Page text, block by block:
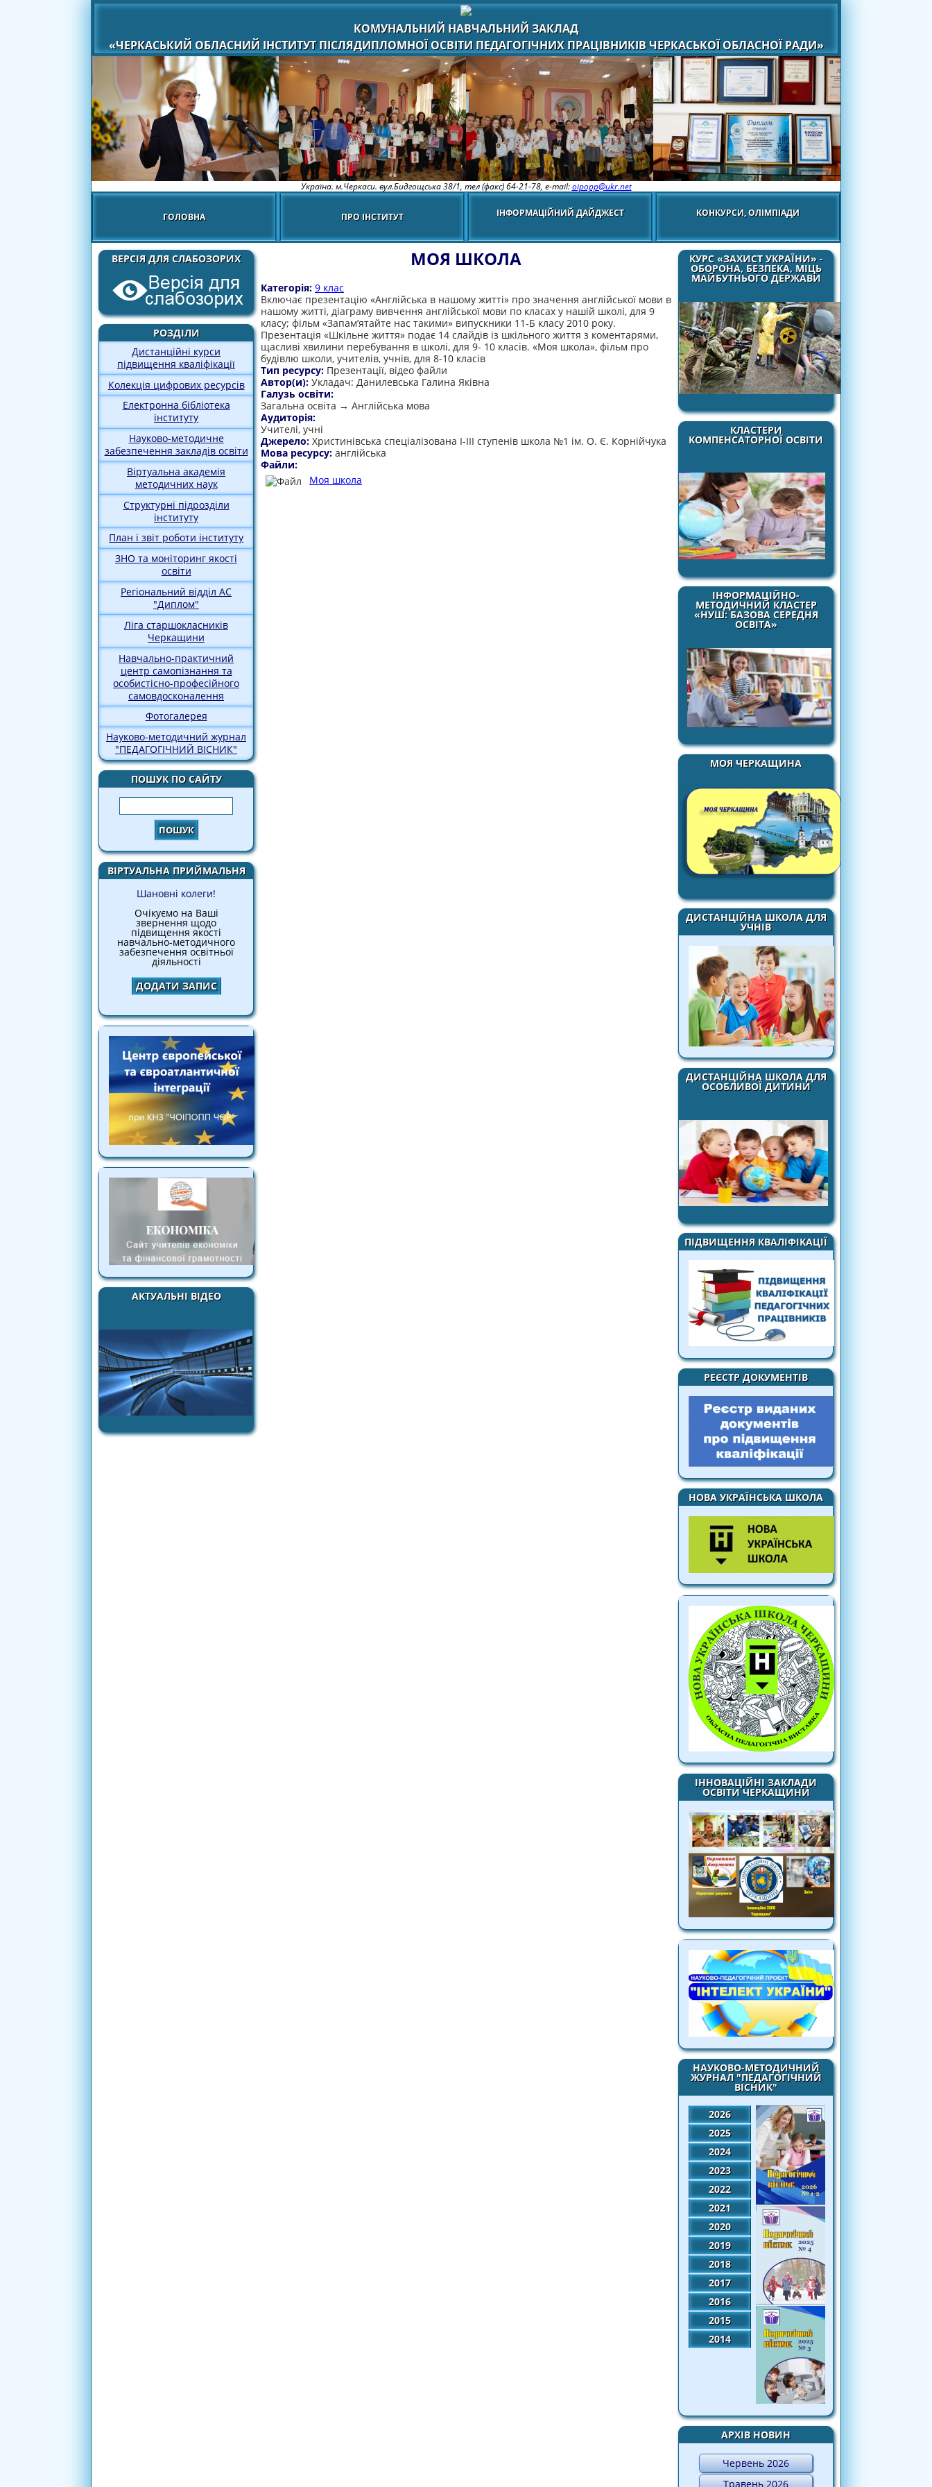
КОМУНАЛЬНИЙ НАВЧАЛЬНИЙ ЗАКЛАД
«ЧЕРКАСЬКИЙ ОБЛАСНИЙ ІНСТИТУТ ПІСЛЯДИПЛОМНОЇ ОСВІТИ ПЕДАГОГІЧНИХ ПРАЦІВНИКІВ ЧЕРКАСЬКОЇ ОБЛАСНОЇ РАДИ»
Україна. м.Черкаси. вул.Бидгощська 38/1, тел (факс) 64-21-78, e-mail:oipopp@ukr.net
ГОЛОВНА ПРО ІНСТИТУТ ІНФОРМАЦІЙНИЙ ДАЙДЖЕСТ КОНКУРСИ, ОЛІМПІАДИ
ВЕРСІЯ ДЛЯ СЛАБОЗОРИХ
РОЗДІЛИ
Дистанційні курси
підвищення кваліфікації
Колекція цифрових ресурсів
Електронна бібліотека
інституту
Науково-методичне
забезпечення закладів освіти
Віртуальна академія
методичних наук
Структурні підрозділи
інституту
План і звіт роботи інституту
ЗНО та моніторинг якості
освіти
Регіональний відділ АС
"Диплом"
Ліга старшокласників
Черкащини
Навчально-практичний
центр самопізнання та
особистісно-професійного
самовдосконалення
Фотогалерея
Науково-методичний журнал
"ПЕДАГОГІЧНИЙ ВІСНИК"
ПОШУК ПО САЙТУ
Пошук
ВІРТУАЛЬНА ПРИЙМАЛЬНЯ
Шановні колеги!
Очікуємо на Ваші
звернення щодо
підвищення якості
навчально-методичного
забезпечення освітньої
діяльності
ДОДАТИ ЗАПИС
АКТУАЛЬНІ ВІДЕО
КУРС «ЗАХИСТ УКРАЇНИ» -
ОБОРОНА, БЕЗПЕКА, МІЦЬ
МАЙБУТНЬОГО ДЕРЖАВИ
КЛАСТЕРИ
КОМПЕНСАТОРНОЇ ОСВІТИ
ІНФОРМАЦІЙНО-
МЕТОДИЧНИЙ КЛАСТЕР
«НУШ: БАЗОВА СЕРЕДНЯ
ОСВІТА»
МОЯ ЧЕРКАЩИНА
ДИСТАНЦІЙНА ШКОЛА ДЛЯ
УЧНІВ
ДИСТАНЦІЙНА ШКОЛА ДЛЯ
ОСОБЛИВОЇ ДИТИНИ
ПІДВИЩЕННЯ КВАЛІФІКАЦІЇ
РЕЄСТР ДОКУМЕНТІВ
НОВА УКРАЇНСЬКА ШКОЛА
ІННОВАЦІЙНІ ЗАКЛАДИ
ОСВІТИ ЧЕРКАЩИНИ
НАУКОВО-МЕТОДИЧНИЙ
ЖУРНАЛ "ПЕДАГОГІЧНИЙ
ВІСНИК"
2026
2025
2024
2023
2022
2021
2020
2019
2018
2017
2016
2015
2014
АРХІВ НОВИН
Червень 2026
Травень 2026
МОЯ ШКОЛА
Категорія: 9 клас
Включає презентацію «Англійська в нашому житті» про значення англійської мови в
нашому житті, діаграму вивчення англійської мови по класах у нашій школі, для 9
класу; фільм «Запам’ятайте нас такими» випускники 11-Б класу 2010 року.
Презентація «Шкільне життя» подає 14 слайдів із шкільного життя з коментарями,
щасливі хвилини перебування в школі, для 9- 10 класів. «Моя школа», фільм про
будівлю школи, учителів, учнів, для 8-10 класів
Тип ресурсу: Презентації, відео файли
Автор(и): Укладач: Данилевська Галина Яківна
Галузь освіти:
Загальна освіта → Англійська мова
Аудиторія:
Учителі, учні
Джерело: Христинівська спеціалізована І-ІІІ ступенів школа №1 ім. О. Є. Корнійчука
Мова ресурсу: англійська
Файли:
Моя школа